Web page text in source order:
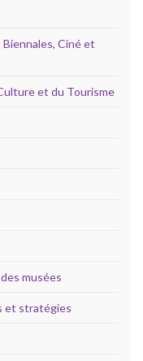
Ciné et
et du Tourisme
musées
et stratégies